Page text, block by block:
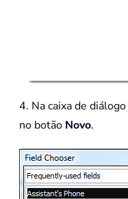
4. Na caixa de diálogo
no botão Novo.